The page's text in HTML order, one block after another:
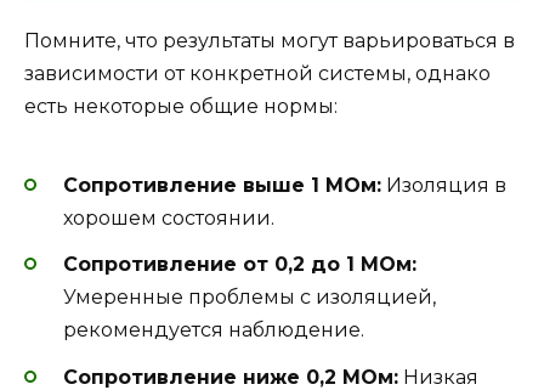
Помните, что результаты могут варьироваться в
зависимости от конкретной системы, однако
есть некоторые общие нормы:
Сопротивление выше 1 МОм: Изоляция в
хорошем состоянии.
Сопротивление от 0,2 до 1 МОм:
Умеренные проблемы с изоляцией,
рекомендуется наблюдение.
Сопротивление ниже 0,2 МОм: Низкая